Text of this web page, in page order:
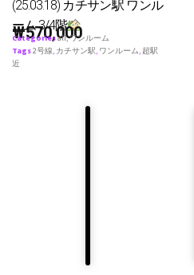
(25.03.18) カチサン駅 ワンル
ーム 3/4階
₩570,000
Categoriesall,ワンルーム
Tags2号線, カチサン駅, ワンルーム, 超駅
近